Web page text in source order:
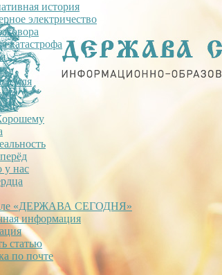
история
электричество
катастрофа
Земля
у нас
«ДЕРЖАВА СЕГОДНЯ»
информация
статью
по почте